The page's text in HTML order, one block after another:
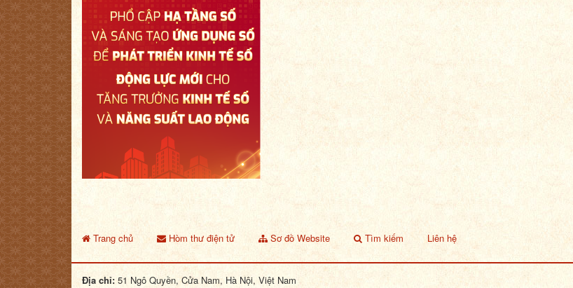
Trang chủ Hòm thư điện tử Sơ đồ Website Tìm kiếm Liên hệ
Địa chỉ: 51 Ngô Quyền, Cửa Nam, Hà Nội, Việt Nam